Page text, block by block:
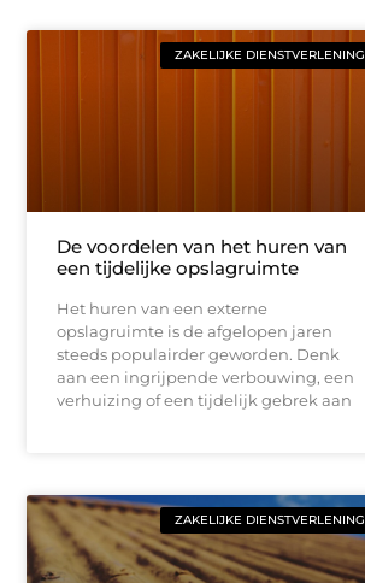
ZAKELIJKE DIENSTVERLENING
De voordelen van het huren van
een tijdelijke opslagruimte
Het huren van een externe
opslagruimte is de afgelopen jaren
steeds populairder geworden. Denk
aan een ingrijpende verbouwing, een
verhuizing of een tijdelijk gebrek aan
ZAKELIJKE DIENSTVERLENING